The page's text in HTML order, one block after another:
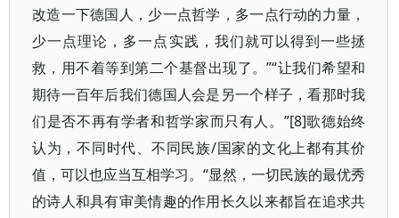
改造一下德国人，少一点哲学，多一点行动的力量，
少一点理论，多一点实践，我们就可以得到一些拯
救，用不着等到第二个基督出现了。”“让我们希望和
期待一百年后我们德国人会是另一个样子，看那时我
们是否不再有学者和哲学家而只有人。”[8]歌德始终
认为，不同时代、不同民族/国家的文化上都有其价
值，可以也应当互相学习。“显然，一切民族的最优秀
的诗人和具有审美情趣的作用长久以来都旨在追求共